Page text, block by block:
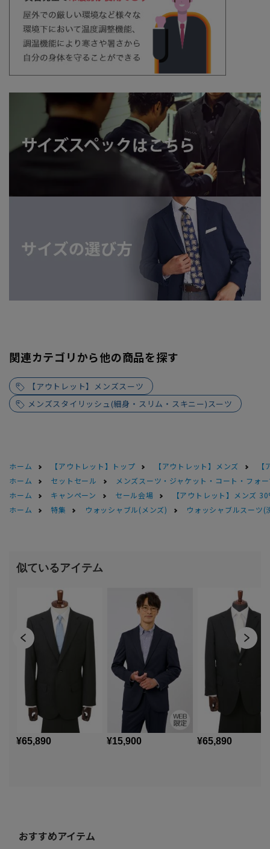
関連カテゴリから他の商品を探す
【アウトレット】メンズスーツ
メンズスタイリッシュ(細身・スリム・スキニー)スーツ
ホーム 【アウトレット】トップ 【アウトレット】メンズ
ホーム
セットセール
メンズスーツ・ジャケット・コート・フォ
ホーム
キャンペーン セール会場
【アウトレット】メンズ
ホーム
特集 ウォッシャブル(メンズ) ウォッシャブルスーツ(